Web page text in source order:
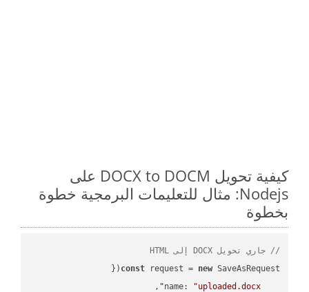
كيفية تحويل DOCX to DOCM على
Nodejs: مثال للتعليمات البرمجية خطوة
بخطوة
// جاري تحويل DOCX إلى HTML
const request = new
name: "uploaded.docx"